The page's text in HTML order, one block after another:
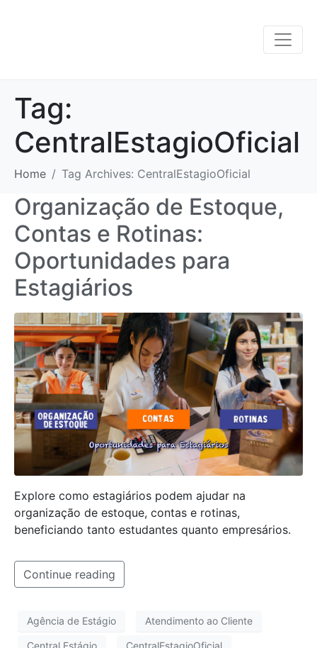
Tag:
CentralEstagioOficial
Home Tag Archives: CentralEstagioOficial
Organização de Estoque,
Contas e Rotinas:
Oportunidades para
Estagiários
Explore como estagiários podem ajudar na
organização de estoque, contas e rotinas,
beneficiando tanto estudantes quanto empresários.
Continue reading
Agência de Estágio Atendimento ao Cliente
Central Estágio CentralEstagioOficial